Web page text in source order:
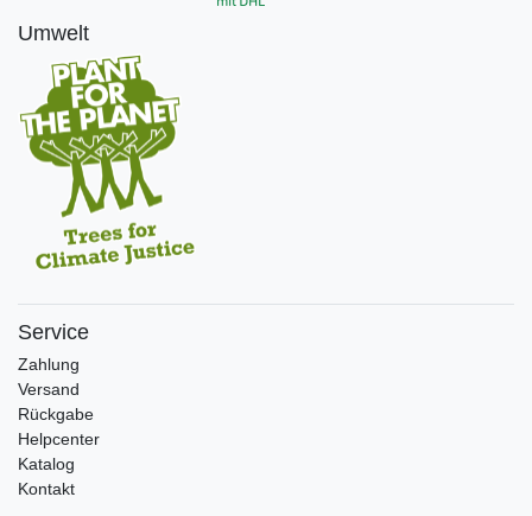
Umwelt
Service
Zahlung
Versand
Rückgabe
Helpcenter
Katalog
Kontakt